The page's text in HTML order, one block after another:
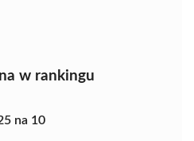
w rankingu
na 10